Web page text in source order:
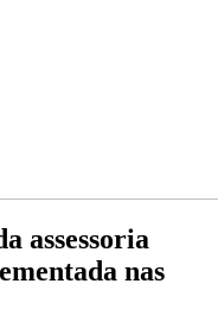
assessoria
nas